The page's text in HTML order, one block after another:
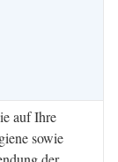
auf Ihre
sowie